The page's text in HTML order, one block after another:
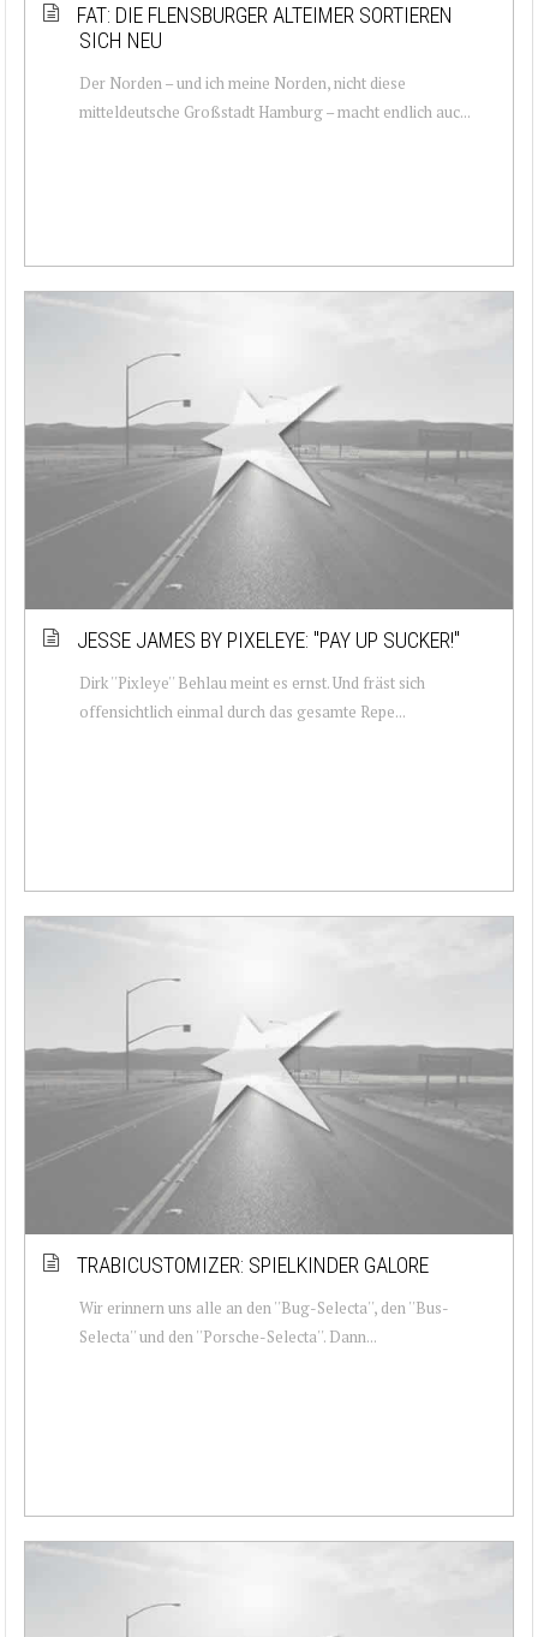
FAT: DIE FLENSBURGER ALTEIMER SORTIEREN
SICH NEU
Der Norden – und ich meine Norden, nicht diese
mitteldeutsche Großstadt Hamburg – macht endlich auc...
JESSE JAMES BY PIXELEYE: ''PAY UP SUCKER!''
Dirk ''Pixleye'' Behlau meint es ernst. Und fräst sich
offensichtlich einmal durch das gesamte Repe...
TRABICUSTOMIZER: SPIELKINDER GALORE
Wir erinnern uns alle an den ''Bug-Selecta'', den ''Bus-
Selecta'' und den ''Porsche-Selecta''. Dann...